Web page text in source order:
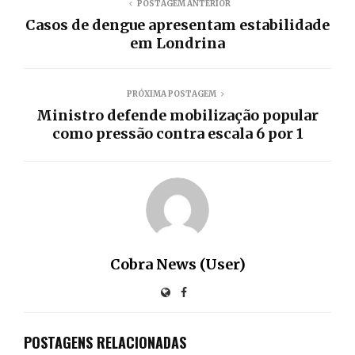
POSTAGEM ANTERIOR
Casos de dengue apresentam estabilidade
em Londrina
PRÓXIMA POSTAGEM
Ministro defende mobilização popular
como pressão contra escala 6 por 1
Cobra News (User)
POSTAGENS RELACIONADAS